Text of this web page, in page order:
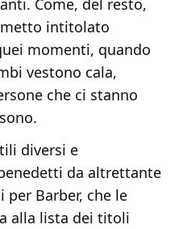
intitolato
momenti, quando
vestono cala,
che ci stanno
diversi e
da altrettante
Barber, che le
alla lista dei titoli